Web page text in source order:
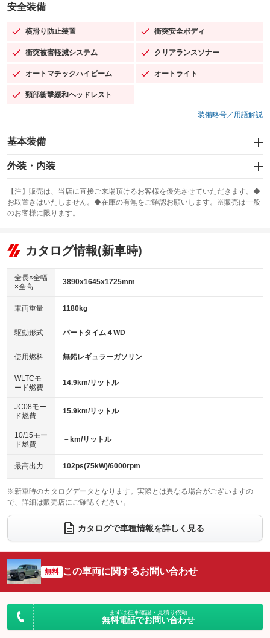
安全装備
横滑り防止装置
：装備あり 衝突安全ボディ
：装備あり
衝突被害軽減システム
：装備あり クリアランスソナー
：装備あり
オートマチックハイビーム
：装備あり オートライト
：装備あり
頸部衝撃緩和ヘッドレスト
：装備あり
装備略号／用語解説
基本装備
エアバッグ：運転席/助手席/サイド
：装備あり
：装備なし
サンルーフ
：装備なし ABS
リフトアップ
：装備なし
：装備あり
パワーウィンドウ
アイドリングストップ
：装備あり
USB入力端子
：装備なし
100V電源
：装備なし
センターデフロック
：装備なし
電動格納ミラー
：装備あり
外装・内装
カーナビ
：装備なし
TV
：装備なし
ビジュアル
：装備なし
：装備あり
革シート
キーレス
HID(キセノンライト)
：装備なし
バックカメラ
：装備なし
エアロ
：装備なし
：装備なし
パワーシート
ベンチシート
：装備なし
チップアップシート
：装備なし
：装備なし ：装備あり
ウォークスルー
：装備なし
電動リアゲート フロントカメラ
：装備なし
：装備なし ：装備なし
サイドカメラ
：装備なし ルーフレール
：装備なし
：装備なし
：装備あり
【注】販売は、当店に直接ご来場頂けるお客様を優先させていただきます。◆
お取置きはいたしません。◆在庫の有無をご確認お願いします。※販売は一般
のお客様に限ります。
カタログ情報(新車時)
全長×全幅
×全高
3890x1645x1725mm
車両重量 1180kg
駆動形式 パートタイム４WD
使用燃料 無鉛レギュラーガソリン
WLTCモ
ード燃費
14.9km/リットル
JC08モー
ド燃費
15.9km/リットル
10/15モー
ド燃費
－km/リットル
最高出力 102ps(75kW)/6000rpm
※新車時のカタログデータとなります。実際とは異なる場合がございますの
で、詳細は販売店にご確認ください。
カタログで車種情報を詳しく見る
無料 この車両に関するお問い合わせ
まずは在庫確認・見積り依頼
無料電話でお問い合わせ